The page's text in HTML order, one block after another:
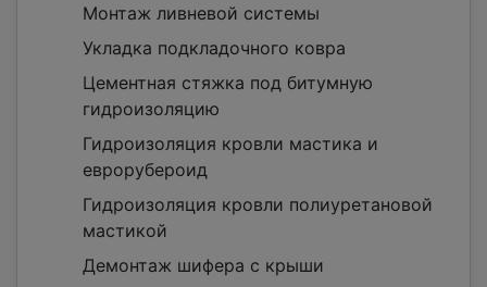
Монтаж ливневой системы
Укладка подкладочного ковра
Цементная стяжка под битумную
гидроизоляцию
Гидроизоляция кровли мастика и
еврорубероид
Гидроизоляция кровли полиуретановой
мастикой
Демонтаж шифера с крыши